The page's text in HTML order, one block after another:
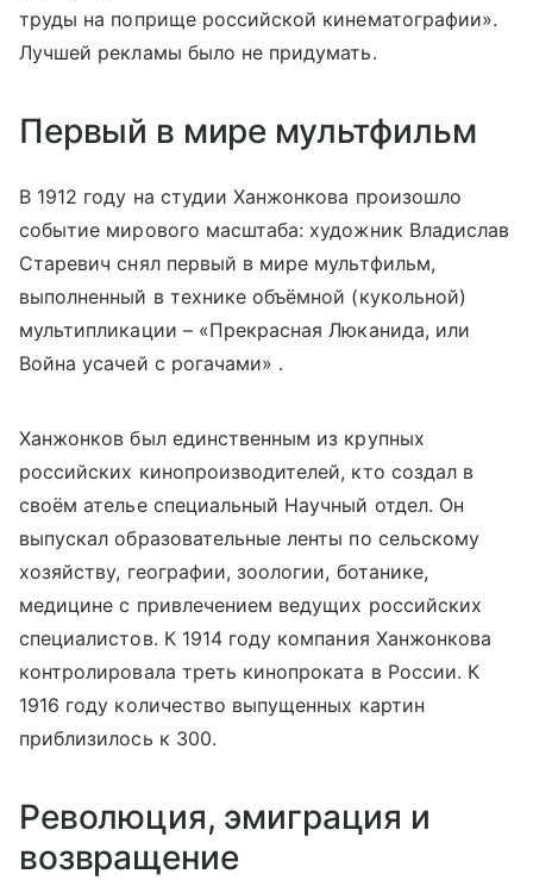
труды на поприще российской кинематографии».
Лучшей рекламы было не придумать.
Первый в мире мультфильм
В 1912 году на студии Ханжонкова произошло
событие мирового масштаба: художник Владислав
Старевич снял первый в мире мультфильм,
выполненный в технике объёмной (кукольной)
мультипликации – «Прекрасная Люканида, или
Война усачей с рогачами» .
Ханжонков был единственным из крупных
российских кинопроизводителей, кто создал в
своём ателье специальный Научный отдел. Он
выпускал образовательные ленты по сельскому
хозяйству, географии, зоологии, ботанике,
медицине с привлечением ведущих российских
специалистов. К 1914 году компания Ханжонкова
контролировала треть кинопроката в России. К
1916 году количество выпущенных картин
приблизилось к 300.
Революция, эмиграция и
возвращение